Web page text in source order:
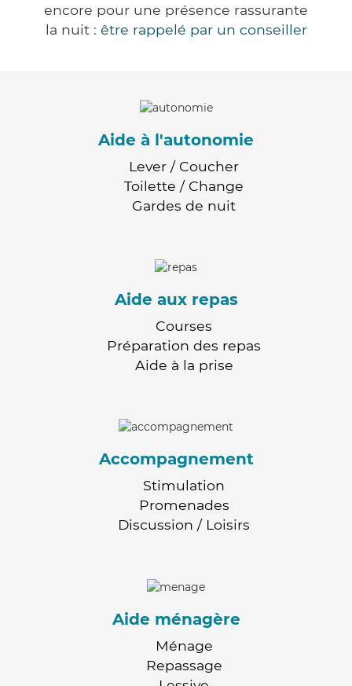
encore pour une présence rassurante
la nuit : être rappelé par un conseiller
Aide à l'autonomie
Lever / Coucher
Toilette / Change
Gardes de nuit
Aide aux repas
Courses
Préparation des repas
Aide à la prise
Accompagnement
Stimulation
Promenades
Discussion / Loisirs
Aide ménagère
Ménage
Repassage